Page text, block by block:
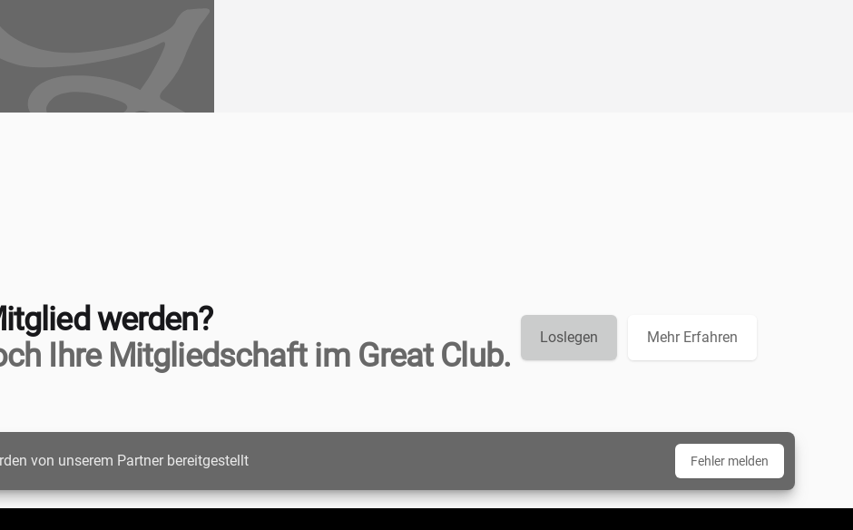
werden?
Ihre Mitgliedschaft im Great Club.
Loslegen Mehr Erfahren
von unserem Partner bereitgestellt Fehler melden